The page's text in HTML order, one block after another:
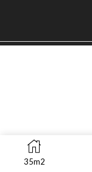
35m2